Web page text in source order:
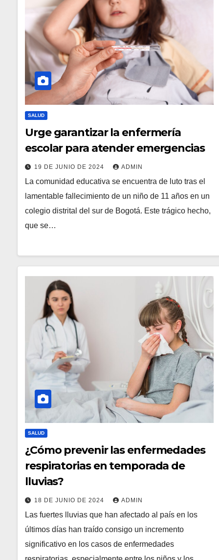
SALUD
Urge garantizar la enfermería
escolar para atender emergencias
19 DE JUNIO DE 2024 ADMIN
La comunidad educativa se encuentra de luto tras el
lamentable fallecimiento de un niño de 11 años en un
colegio distrital del sur de Bogotá. Este trágico hecho,
que se…
SALUD
¿Cómo prevenir las enfermedades
respiratorias en temporada de
lluvias?
18 DE JUNIO DE 2024 ADMIN
Las fuertes lluvias que han afectado al país en los
últimos días han traído consigo un incremento
significativo en los casos de enfermedades